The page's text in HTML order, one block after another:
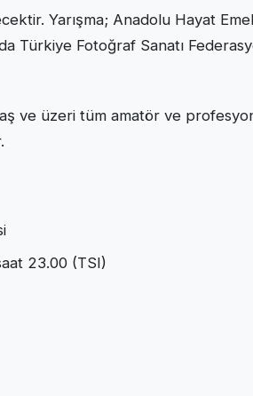
Yarışma; Anadolu Hayat
Türkiye Fotoğraf Sanatı
ve üzeri tüm amatör ve
23.00 (TSI)